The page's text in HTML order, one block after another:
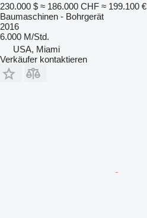
230.000 $ ≈ 186.000 CHF ≈ 199.100 €
Baumaschinen - Bohrgerät
2016
6.000 M/Std.
USA, Miami
Verkäufer kontaktieren